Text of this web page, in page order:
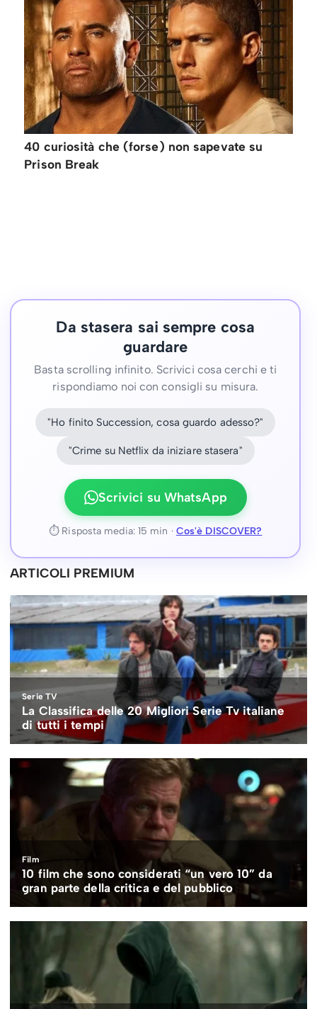
40 curiosità che (forse) non sapevate su
Prison Break
Da stasera sai sempre cosa
guardare
Basta scrolling infinito. Scrivici cosa cerchi e ti
rispondiamo noi con consigli su misura.
"Ho finito Succession, cosa guardo adesso?"
"Crime su Netflix da iniziare stasera"
Scrivici su WhatsApp
⏱ Risposta media: 15 min · Cos'è DISCOVER?
ARTICOLI PREMIUM